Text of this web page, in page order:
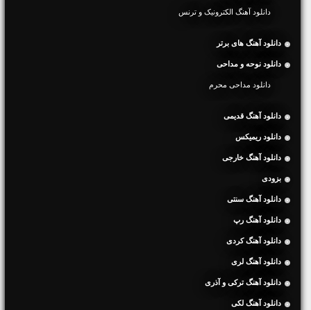
دانلود آهنگ الکترونیک و ترنس
دانلود آهنگ های برتر
دانلود نوحه و مداحی
دانلود مداحی محرم
دانلود آهنگ قدیمی
دانلود ریمیکس
دانلود آهنگ خارجی
بزودی
دانلود آهنگ سنتی
دانلود آهنگ رپ
دانلود آهنگ کردی
دانلود آهنگ لری
دانلود آهنگ ترکی و آذری
دانلود آهنگ لکی